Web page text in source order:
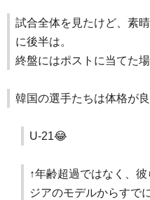
試合全体を見たけど、素
に後半は。
終盤にはポストに当てた場
韓国の選手たちは体格が良
U-21😂
↑年齢超過ではなく、
ジアのモデルからすで